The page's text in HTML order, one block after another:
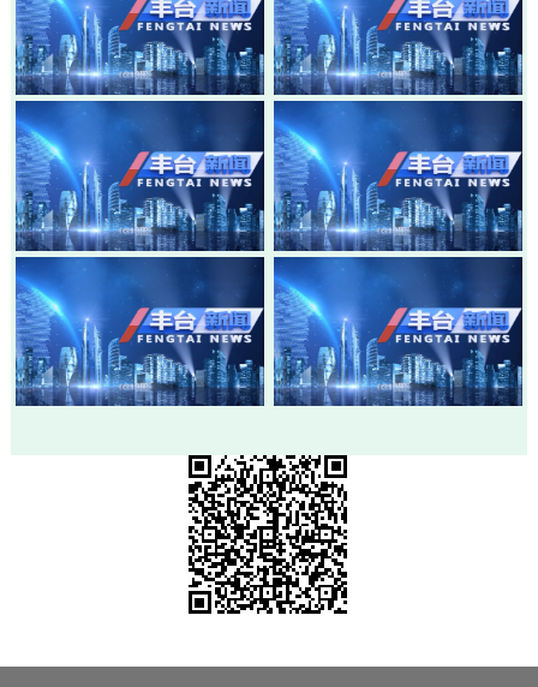
20260805-丰台新闻
20260803-丰台新闻
20260730-丰台新闻
20260728-丰台新闻